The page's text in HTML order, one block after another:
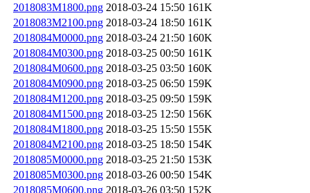
2018083M1800.png 2018-03-24 15:50 161K
2018083M2100.png 2018-03-24 18:50 161K
2018084M0000.png 2018-03-24 21:50 160K
2018084M0300.png 2018-03-25 00:50 161K
2018084M0600.png 2018-03-25 03:50 160K
2018084M0900.png 2018-03-25 06:50 159K
2018084M1200.png 2018-03-25 09:50 159K
2018084M1500.png 2018-03-25 12:50 156K
2018084M1800.png 2018-03-25 15:50 155K
2018084M2100.png 2018-03-25 18:50 154K
2018085M0000.png 2018-03-25 21:50 153K
2018085M0300.png 2018-03-26 00:50 154K
2018085M0600.png 2018-03-26 03:50 152K